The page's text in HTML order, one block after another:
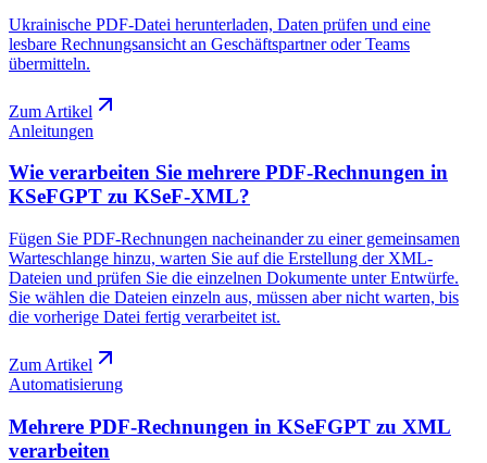
Ukrainische PDF-Datei herunterladen, Daten prüfen und eine
lesbare Rechnungsansicht an Geschäftspartner oder Teams
übermitteln.
Zum Artikel
Anleitungen
Wie verarbeiten Sie mehrere PDF-Rechnungen in
KSeFGPT zu KSeF-XML?
Fügen Sie PDF-Rechnungen nacheinander zu einer gemeinsamen
Warteschlange hinzu, warten Sie auf die Erstellung der XML-
Dateien und prüfen Sie die einzelnen Dokumente unter Entwürfe.
Sie wählen die Dateien einzeln aus, müssen aber nicht warten, bis
die vorherige Datei fertig verarbeitet ist.
Zum Artikel
Automatisierung
Mehrere PDF-Rechnungen in KSeFGPT zu XML
verarbeiten